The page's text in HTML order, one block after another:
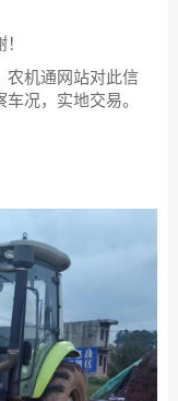
农机通网站对此信
况，实地交易。